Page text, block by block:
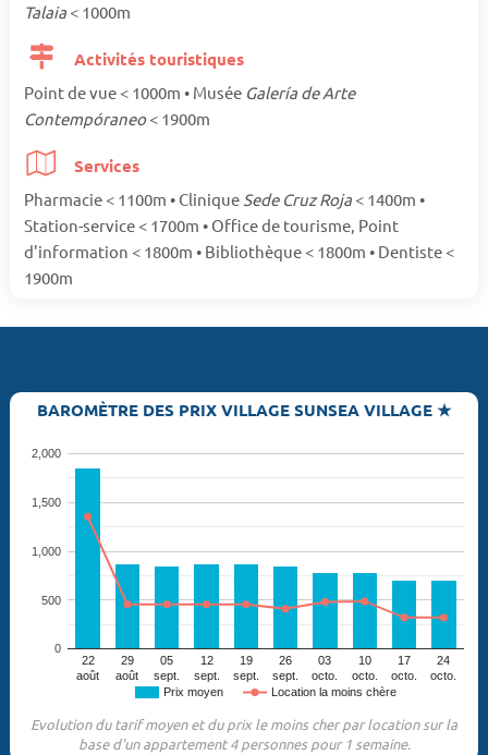
Talaia < 1000m
Activités touristiques
Point de vue < 1000m • Musée Galería de Arte
Contempóraneo< 1900m
Services
Pharmacie < 1100m • Clinique Sede Cruz Roja < 1400m •
Station-service < 1700m • Office de tourisme, Point
d'information < 1800m • Bibliothèque < 1800m • Dentiste <
1900m
BAROMÈTRE DES PRIX VILLAGE SUNSEA VILLAGE ★
Prix moyen Location la moins chère
22
août
29
août
05
sept.
12
sept.
19
sept.
26
sept.
03
octo.
10
octo.
17
octo.
24
octo.
0
500
1,000
1,500
2,000
Evolution du tarif moyen et du prix le moins cher par location sur la
base d'un appartement 4 personnes pour 1 semaine.